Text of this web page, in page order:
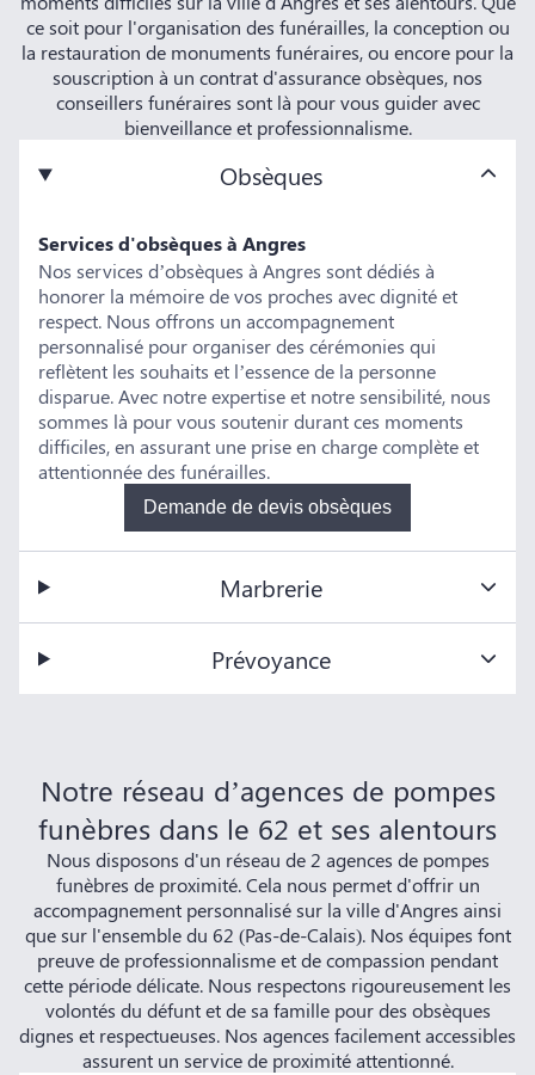
ce soit pour l'organisation des funérailles, la conception ou
la restauration de monuments funéraires, ou encore pour la
souscription à un contrat d'assurance obsèques, nos
conseillers funéraires sont là pour vous guider avec
bienveillance et professionnalisme.
Obsèques
Services d'obsèques à Angres
Nos services d’obsèques à Angres sont dédiés à
honorer la mémoire de vos proches avec dignité et
respect. Nous offrons un accompagnement
personnalisé pour organiser des cérémonies qui
reflètent les souhaits et l’essence de la personne
disparue. Avec notre expertise et notre sensibilité, nous
sommes là pour vous soutenir durant ces moments
difficiles, en assurant une prise en charge complète et
attentionnée des funérailles.
Demande de devis obsèques
Marbrerie
Prévoyance
Notre réseau d’agences de pompes
funèbres dans le 62 et ses alentours
Nous disposons d'un réseau de 2 agences de pompes
funèbres de proximité. Cela nous permet d'offrir un
accompagnement personnalisé sur la ville d'Angres ainsi
que sur l'ensemble du 62 (Pas-de-Calais). Nos équipes font
preuve de professionnalisme et de compassion pendant
cette période délicate. Nous respectons rigoureusement les
volontés du défunt et de sa famille pour des obsèques
dignes et respectueuses. Nos agences facilement accessibles
assurent un service de proximité attentionné.